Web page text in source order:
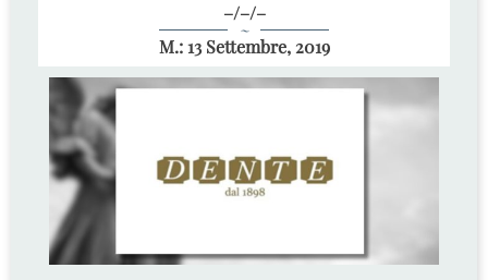
–/–/–
~
M.: 13 Settembre, 2019